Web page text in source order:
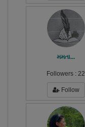
મમતા...
Followers : 22
Follow